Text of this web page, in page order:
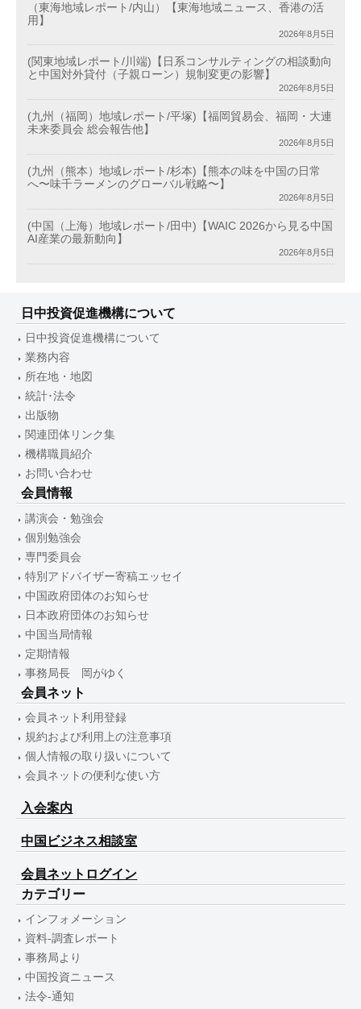
（東海地域レポート/内山）【東海地域ニュース、香港の活
用】
2026年8月5日
(関東地域レポート/川端)【日系コンサルティングの相談動向
と中国対外貸付（子親ローン）規制変更の影響】
2026年8月5日
(九州（福岡）地域レポート/平塚)【福岡貿易会、福岡・大連
未来委員会 総会報告他】
2026年8月5日
(九州（熊本）地域レポート/杉本)【熊本の味を中国の日常
へ〜味千ラーメンのグローバル戦略〜】
2026年8月5日
(中国（上海）地域レポート/田中)【WAIC 2026から見る中国
AI産業の最新動向】
2026年8月5日
日中投資促進機構について
日中投資促進機構について
業務内容
所在地・地図
統計･法令
出版物
関連団体リンク集
機構職員紹介
お問い合わせ
会員情報
講演会・勉強会
個別勉強会
専門委員会
特別アドバイザー寄稿エッセイ
中国政府団体のお知らせ
日本政府団体のお知らせ
中国当局情報
定期情報
事務局長 岡がゆく
会員ネット
会員ネット利用登録
規約および利用上の注意事項
個人情報の取り扱いについて
会員ネットの便利な使い方
入会案内
中国ビジネス相談室
会員ネットログイン
カテゴリー
インフォメーション
資料-調査レポート
事務局より
中国投資ニュース
法令-通知